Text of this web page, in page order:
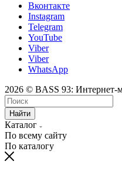
Вконтакте
Instagram
Telegram
YouTube
Viber
Viber
WhatsApp
2026 © BASS 93: Интернет-
Найти
Каталог
По всему сайту
По каталогу